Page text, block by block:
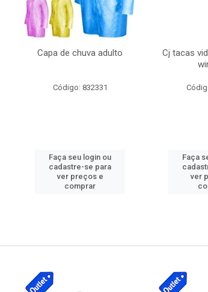
Capa de chuva adulto
Código: 832331
Faça seu login ou
cadastre-se para
ver preços e
comprar
Cj tacas
Faça
ver